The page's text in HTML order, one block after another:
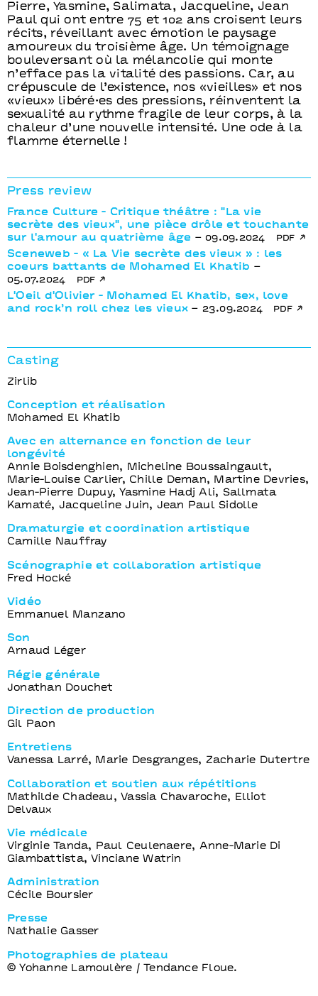
Pierre, Yasmine, Salimata, Jacqueline, Jean
Paul qui ont entre 75 et 102 ans croisent leurs
récits, réveillant avec émotion le paysage
amoureux du troisième âge. Un témoignage
bouleversant où la mélancolie qui monte
n’efface pas la vitalité des passions. Car, au
crépuscule de l’existence, nos «vieilles» et nos
«vieux» libéré·es des pressions, réinventent la
sexualité au rythme fragile de leur corps, à la
chaleur d’une nouvelle intensité. Une ode à la
flamme éternelle !
Press review
France Culture - Critique théâtre : "La vie
secrète des vieux", une pièce drôle et touchante
sur l'amour au quatrième âge – 09.09.2024
pdf
Sceneweb - « La Vie secrète des vieux » : les
coeurs battants de Mohamed El Khatib –
05.07.2024
pdf
L'Oeil d'Olivier - Mohamed El Khatib, sex, love
and rock’n roll chez les vieux– 23.09.2024 pdf
Casting
Zirlib
Conception et réalisation
Mohamed El Khatib
Avec en alternance en fonction de leur
longévité
Annie Boisdenghien, Micheline Boussaingault,
Marie-Louise Carlier, Chille Deman, Martine Devries,
Jean-Pierre Dupuy, Yasmine Hadj Ali, Sallmata
Kamaté, Jacqueline Juin, Jean Paul Sidolle
Dramaturgie et coordination artistique
Camille Nauffray
Scénographie et collaboration artistique
Fred Hocké
Vidéo
Emmanuel Manzano
Son
Arnaud Léger
Régie générale
Jonathan Douchet
Direction de production
Gil Paon
Entretiens
Vanessa Larré, Marie Desgranges, Zacharie Dutertre
Collaboration et soutien aux répétitions
Mathilde Chadeau, Vassia Chavaroche, Elliot
Delvaux
Vie médicale
Virginie Tanda, Paul Ceulenaere, Anne-Marie Di
Giambattista, Vinciane Watrin
Administration
Cécile Boursier
Presse
Nathalie Gasser
Photographies de plateau
© Yohanne Lamoulère / Tendance Floue.